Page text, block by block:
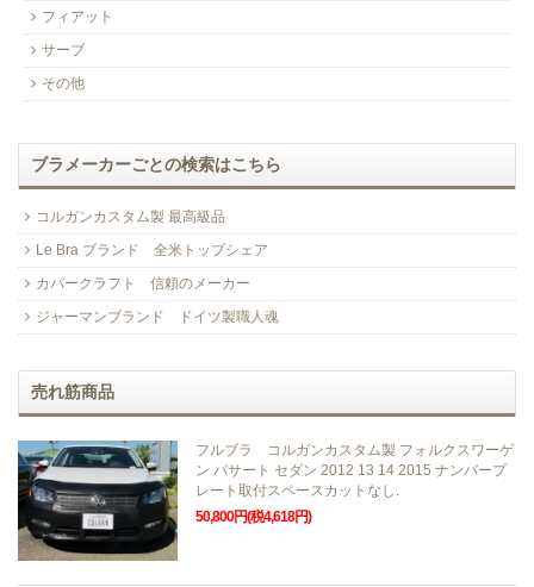
フィアット
サーブ
その他
ブラメーカーごとの検索はこちら
コルガンカスタム製 最高級品
Le Bra ブランド 全米トップシェア
カバークラフト 信頼のメーカー
ジャーマンブランド ドイツ製職人魂
売れ筋商品
フルブラ コルガンカスタム製 フォルクスワーゲ
ン パサート セダン 2012 13 14 2015 ナンバープ
レート取付スペースカットなし.
50,800円(税4,618円)